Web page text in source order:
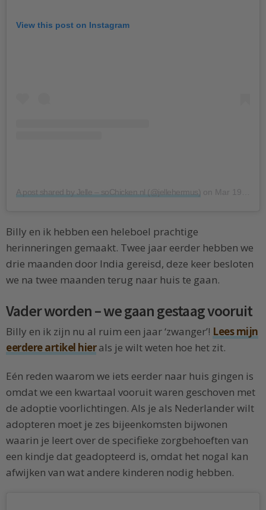
View this post on Instagram
A post shared by Jelle – soChicken.nl (@jellehermus) on Mar 19, 2018 at 9:06pm PDT
Billy en ik hebben een heleboel prachtige
herinneringen gemaakt. Twee jaar eerder hebben we
drie maanden door India gereisd, deze keer besloten
we na twee maanden terug naar huis te gaan.
Vader worden – we gaan gestaag vooruit
Billy en ik zijn nu al ruim een jaar ‘zwanger’! Lees mijn
eerdere artikel hierals je wilt weten hoe het zit.
Eén reden waarom we iets eerder naar huis gingen is
omdat we een kwartaal vooruit waren geschoven met
de adoptie voorlichtingen. Als je als Nederlander wilt
adopteren moet je zes bijeenkomsten bijwonen
waarin je leert over de specifieke zorgbehoeften van
een kindje dat geadopteerd is, omdat het nogal kan
afwijken van wat andere kinderen nodig hebben.